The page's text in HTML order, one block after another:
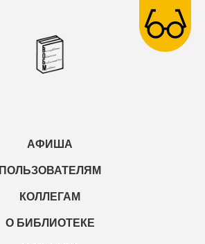
АФИША
ПОЛЬЗОВАТЕЛЯМ
КОЛЛЕГАМ
О БИБЛИОТЕКЕ